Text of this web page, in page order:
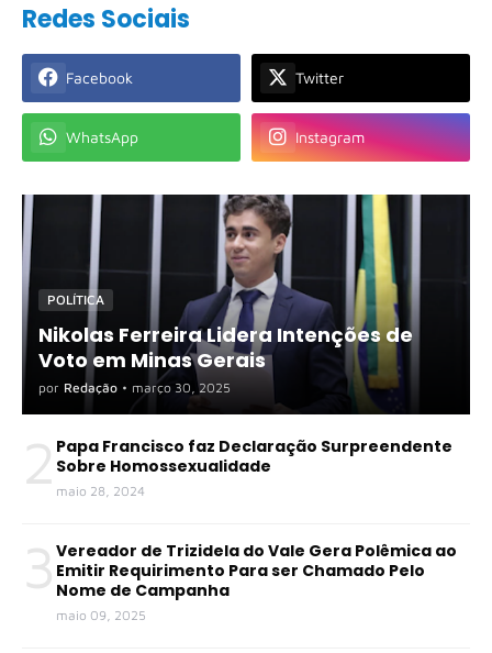
Redes Sociais
Facebook Twitter
WhatsApp Instagram
POLÍTICA
Nikolas Ferreira Lidera Intenções de
Voto em Minas Gerais
por Redação • março 30, 2025
2 Papa Francisco faz Declaração Surpreendente
Sobre Homossexualidade
maio 28, 2024
3 Vereador de Trizidela do Vale Gera Polêmica ao
Emitir Requirimento Para ser Chamado Pelo
Nome de Campanha
maio 09, 2025